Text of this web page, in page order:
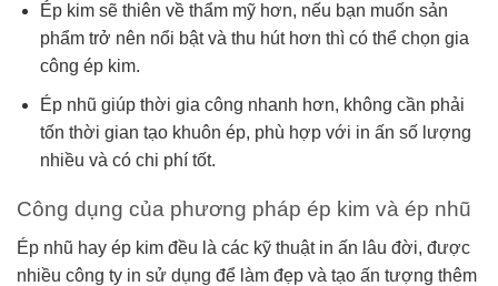
Ép kim sẽ thiên về thẩm mỹ hơn, nếu bạn muốn sản
phẩm trở nên nổi bật và thu hút hơn thì có thể chọn gia
công ép kim.
Ép nhũ giúp thời gia công nhanh hơn, không cần phải
tốn thời gian tạo khuôn ép, phù hợp với in ấn số lượng
nhiều và có chi phí tốt.
Công dụng của phương pháp ép kim và ép nhũ
Ép nhũ hay ép kim đều là các kỹ thuật in ấn lâu đời, được
nhiều công ty in sử dụng để làm đẹp và tạo ấn tượng thêm